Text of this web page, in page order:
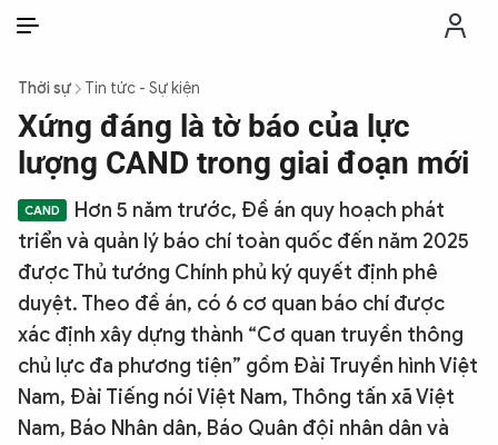
THỜI SỰ
CHỐNG DIỄN BIẾN HÒA BÌNH
CÔNG AN TRONG LÒNG DÂN
XÃ HỘI
PHÁP LUẬT
Thời sự Tin tức - Sự kiện
Xứng đáng là tờ báo của lực
lượng CAND trong giai đoạn mới
Hơn 5 năm trước, Đề án quy hoạch phát
triển và quản lý báo chí toàn quốc đến năm 2025
được Thủ tướng Chính phủ ký quyết định phê
duyệt. Theo đề án, có 6 cơ quan báo chí được
xác định xây dựng thành “Cơ quan truyền thông
chủ lực đa phương tiện” gồm Đài Truyền hình Việt
Nam, Đài Tiếng nói Việt Nam, Thông tấn xã Việt
Nam, Báo Nhân dân, Báo Quân đội nhân dân và